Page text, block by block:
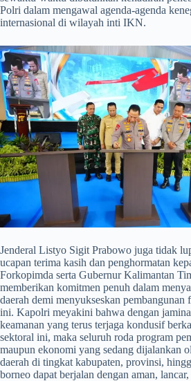
Polri dalam mengawal agenda-agenda
internasional di wilayah inti IKN.
​Jenderal Listyo Sigit Prabowo juga tidak
ucapan terima kasih dan penghormatan
Forkopimda serta Gubernur Kalimantan
memberikan komitmen penuh dalam
daerah demi menyukseskan pembangunan
ini. Kapolri meyakini bahwa dengan
keamanan yang terus terjaga kondusif
sektoral ini, maka seluruh roda program
maupun ekonomi yang sedang dijalankan
daerah di tingkat kabupaten, provinsi,
borneo dapat berjalan dengan aman, lancar,